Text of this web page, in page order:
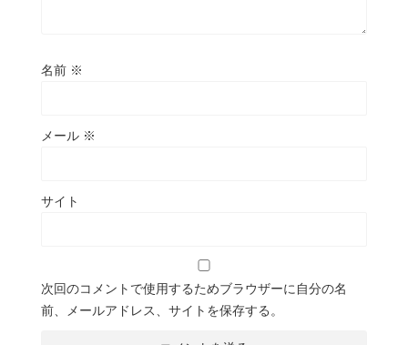
名前 ※
メール ※
サイト
次回のコメントで使用するためブラウザーに自分の名
前、メールアドレス、サイトを保存する。